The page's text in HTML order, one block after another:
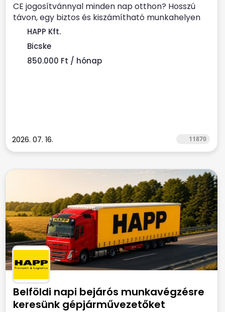
CE jogosítvánnyal minden nap otthon? Hosszú
távon, egy biztos és kiszámítható munkahelyen
dolgoznál? Állítsd...
HAPP Kft.
Bicske
850.000 Ft / hónap
2026. 07. 16. 11870
Belföldi napi bejárós munkavégzésre
keresünk gépjárművezetőket